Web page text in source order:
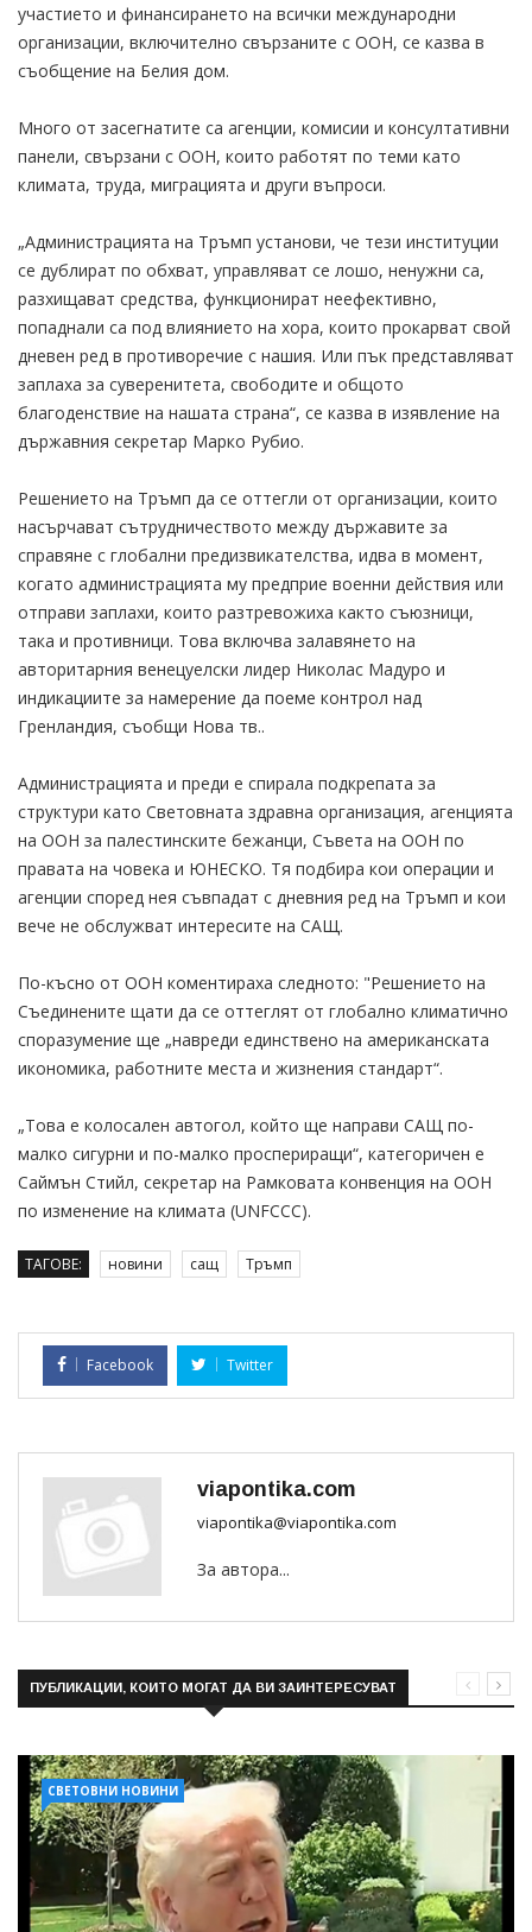
участието и финансирането на всички международни
организации, включително свързаните с ООН, се казва в
съобщение на Белия дом.
Много от засегнатите са агенции, комисии и консултативни
панели, свързани с ООН, които работят по теми като
климата, труда, миграцията и други въпроси.
„Администрацията на Тръмп установи, че тези институции
се дублират по обхват, управляват се лошо, ненужни са,
разхищават средства, функционират неефективно,
попаднали са под влиянието на хора, които прокарват свой
дневен ред в противоречие с нашия. Или пък представляват
заплаха за суверенитета, свободите и общото
благоденствие на нашата страна“, се казва в изявление на
държавния секретар Марко Рубио.
Решението на Тръмп да се оттегли от организации, които
насърчават сътрудничеството между държавите за
справяне с глобални предизвикателства, идва в момент,
когато администрацията му предприе военни действия или
отправи заплахи, които разтревожиха както съюзници,
така и противници. Това включва залавянето на
авторитарния венецуелски лидер Николас Мадуро и
индикациите за намерение да поеме контрол над
Гренландия, съобщи Нова тв..
Администрацията и преди е спирала подкрепата за
структури като Световната здравна организация, агенцията
на ООН за палестинските бежанци, Съвета на ООН по
правата на човека и ЮНЕСКО. Тя подбира кои операции и
агенции според нея съвпадат с дневния ред на Тръмп и кои
вече не обслужват интересите на САЩ.
По-късно от ООН коментираха следното: "Решението на
Съединените щати да се оттеглят от глобално климатично
споразумение ще „навреди единствено на американската
икономика, работните места и жизнения стандарт“.
„Това е колосален автогол, който ще направи САЩ по-
малко сигурни и по-малко проспериращи“, категоричен е
Саймън Стийл, секретар на Рамковата конвенция на ООН
по изменение на климата (UNFCCC).
ТАГОВЕ: новини сащ Тръмп
Facebook Twitter
viapontika.com
viapontika@viapontika.com
За автора...
ПУБЛИКАЦИИ, КОИТО МОГАТ ДА ВИ ЗАИНТЕРЕСУВАТ
СВЕТОВНИ НОВИНИ